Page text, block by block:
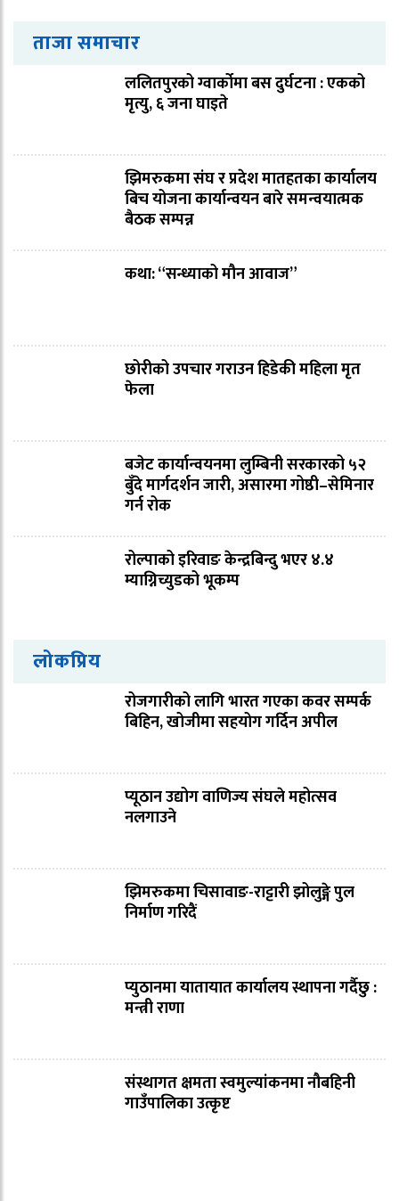
ताजा समाचार
ललितपुरको ग्वार्कोमा बस दुर्घटना : एकको
मृत्यु, ६ जना घाइते
झिमरुकमा संघ र प्रदेश मातहतका कार्यालय
बिच योजना कार्यान्वयन बारे समन्वयात्मक
बैठक सम्पन्न
कथा: “सन्ध्याको मौन आवाज”
छोरीको उपचार गराउन हिडेकी महिला मृत
फेला
बजेट कार्यान्वयनमा लुम्बिनी सरकारको ५२
बुँदे मार्गदर्शन जारी, असारमा गोष्ठी–सेमिनार
गर्न रोक
रोल्पाको इरिवाङ केन्द्रबिन्दु भएर ४.४
म्याग्निच्युडको भूकम्प
लोकप्रिय
रोजगारीको लागि भारत गएका कवर सम्पर्क
बिहिन, खोजीमा सहयोग गर्दिन अपील
प्यूठान उद्योग वाणिज्य संघले महोत्सव
नलगाउने
झिमरुकमा चिसावाङ-राट्टारी झोलुङ्गे पुल
निर्माण गरिदैं
प्युठानमा यातायात कार्यालय स्थापना गर्दैछु :
मन्त्री राणा
संस्थागत क्षमता स्वमुल्यांकनमा नौबहिनी
गाउँपालिका उत्कृष्ट